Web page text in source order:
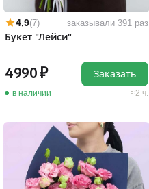
4,9(7) заказывали 391 раз
Букет "Лейси"
4990
в наличии 2 ч.
Заказать